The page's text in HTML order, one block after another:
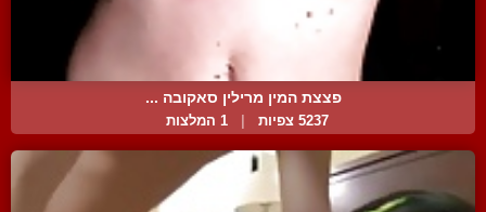
פצצת המין מרילין סאקובה ...
5237 צפיות 1 המלצות